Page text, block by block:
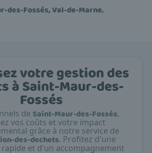
des-Fossés, Val-de-Marne.
votre gestion des
à Saint-Maur-des-
Fossés
de Saint-Maur-des-Fossés,
vos coûts et votre impact
grâce à notre service de
des-dechets. Profitez d'une
et d'un accompagnement